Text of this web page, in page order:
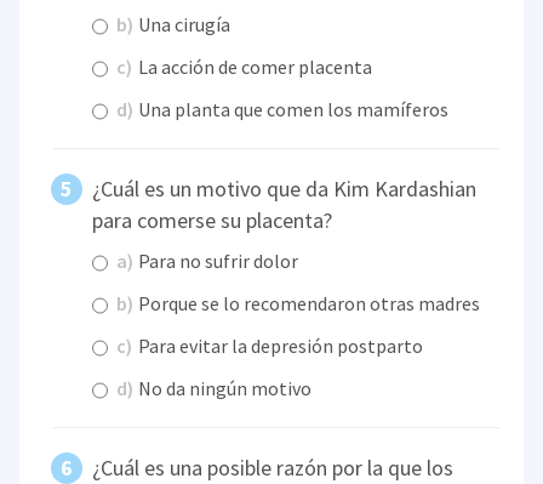
b) Una cirugía
c) La acción de comer placenta
d) Una planta que comen los mamíferos
¿Cuál es un motivo que da Kim Kardashian
para comerse su placenta?
a) Para no sufrir dolor
b) Porque se lo recomendaron otras madres
c) Para evitar la depresión postparto
d) No da ningún motivo
¿Cuál es una posible razón por la que los